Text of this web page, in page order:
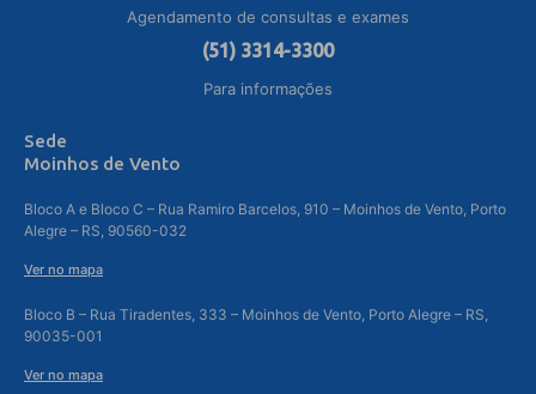
Agendamento de consultas e exames
(51) 3314-3300
Para informações
Sede
Moinhos de Vento
Bloco A e Bloco C – Rua Ramiro Barcelos, 910 – Moinhos de Vento, Porto
Alegre – RS, 90560-032
Ver no mapa
Bloco B – Rua Tiradentes, 333 – Moinhos de Vento, Porto Alegre – RS,
90035-001
Ver no mapa